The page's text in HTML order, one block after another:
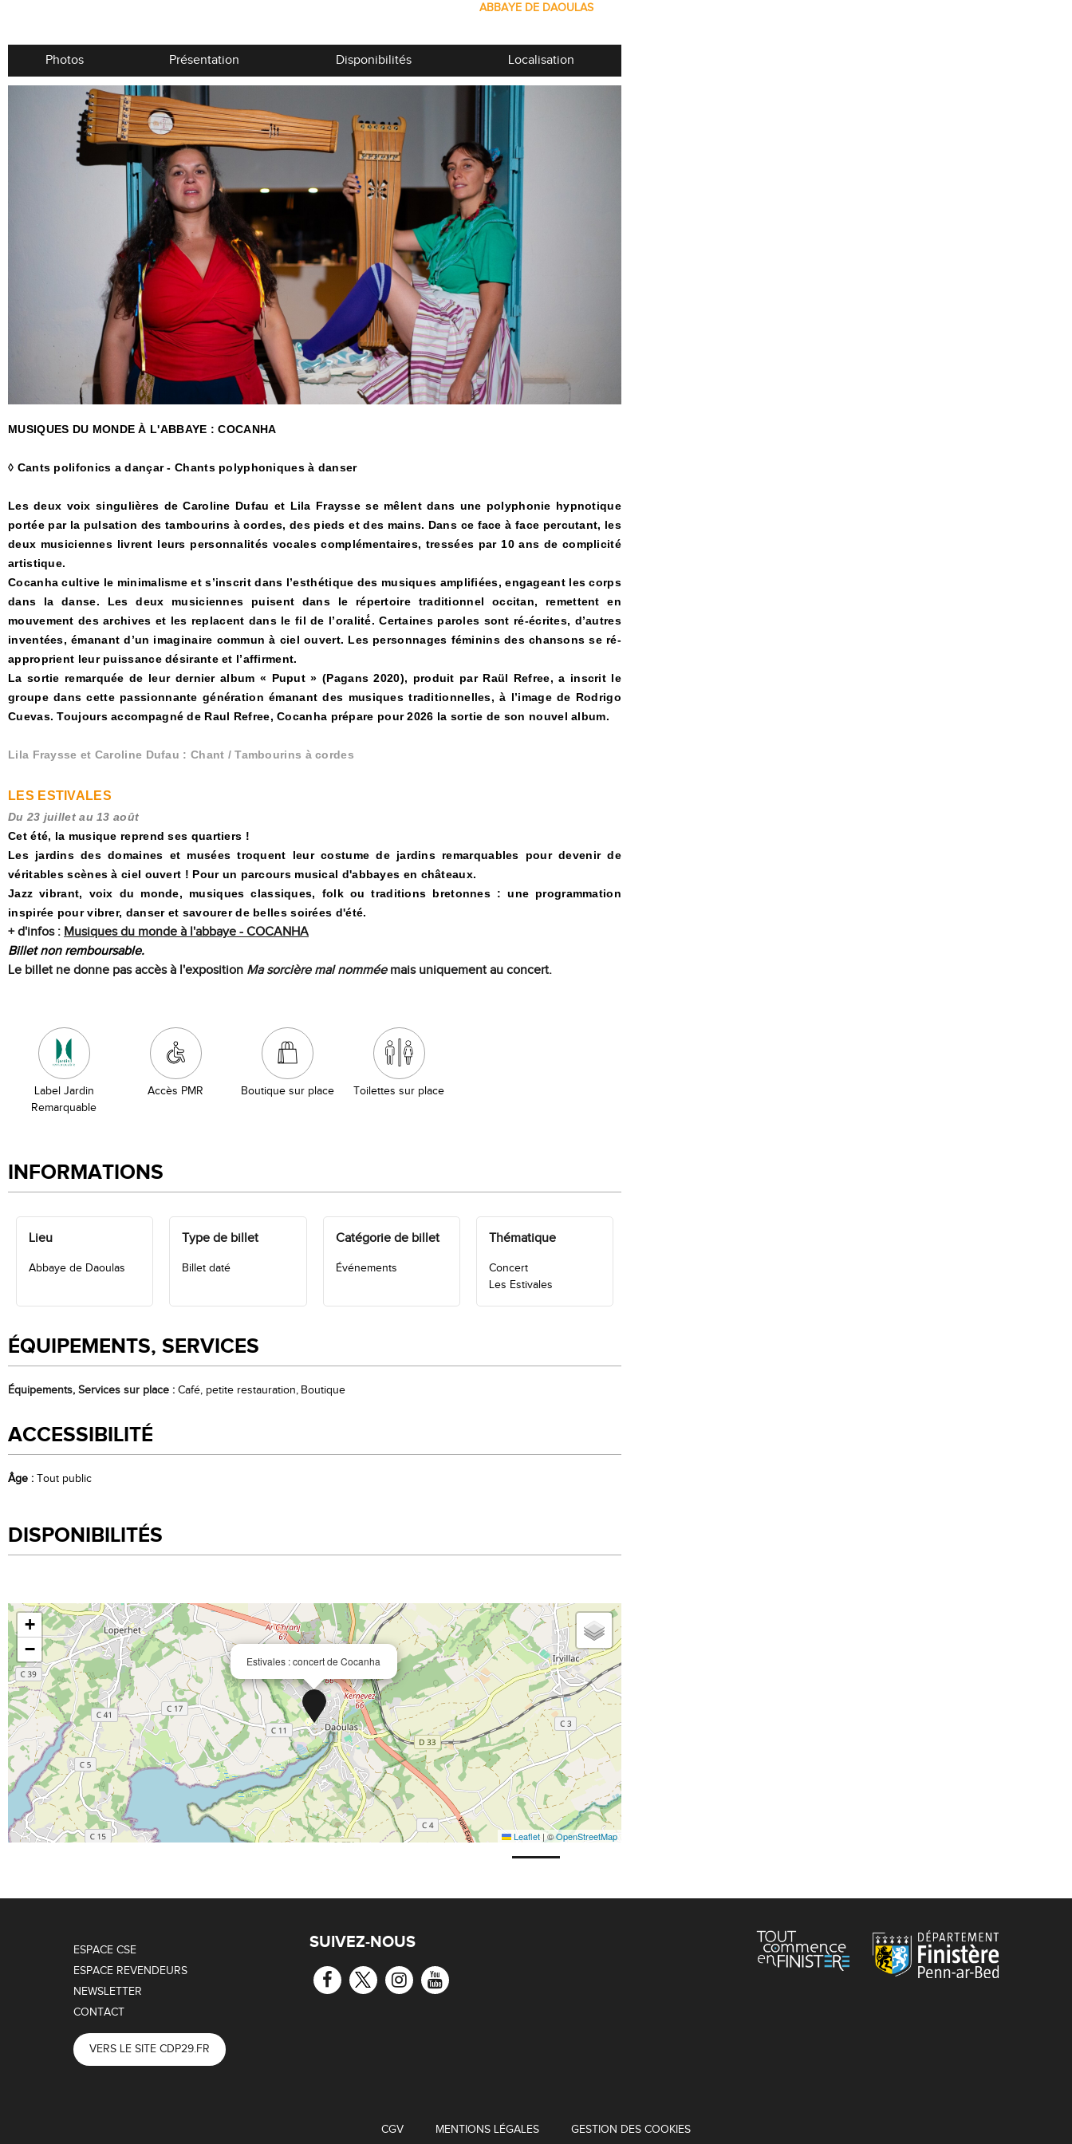
ABBAYE DE DAOULAS
Photos Présentation Disponibilités Localisation
MUSIQUES DU MONDE À L'ABBAYE : COCANHA
◊ Cants polifonics a dançar - Chants polyphoniques à danser
Les deux voix singulières de Caroline Dufau et Lila Fraysse se mêlent dans une polyphonie hypnotique
portée par la pulsation des tambourins à cordes, des pieds et des mains. Dans ce face à face percutant, les
deux musiciennes livrent leurs personnalités vocales complémentaires, tressées par 10 ans de complicité
artistique.
Cocanha cultive le minimalisme et s’inscrit dans l’esthétique des musiques amplifiées, engageant les corps
dans la danse. Les deux musiciennes puisent dans le répertoire traditionnel occitan, remettent en
mouvement des archives et les replacent dans le fil de l’oralité́. Certaines paroles sont ré-écrites, d’autres
inventées, émanant d’un imaginaire commun à ciel ouvert. Les personnages féminins des chansons se ré-
approprient leur puissance désirante et l’affirment.
La sortie remarquée de leur dernier album « Puput » (Pagans 2020), produit par Raül Refree, a inscrit le
groupe dans cette passionnante génération émanant des musiques traditionnelles, à l’image de Rodrigo
Cuevas. Toujours accompagné de Raul Refree, Cocanha prépare pour 2026 la sortie de son nouvel album.
Lila Fraysse et Caroline Dufau : Chant / Tambourins à cordes
LES ESTIVALES
Du 23 juillet au 13 août
Cet été, la musique reprend ses quartiers !
Les jardins des domaines et musées troquent leur costume de jardins remarquables pour devenir de
véritables scènes à ciel ouvert ! Pour un parcours musical d'abbayes en châteaux.
Jazz vibrant, voix du monde, musiques classiques, folk ou traditions bretonnes : une programmation
inspirée pour vibrer, danser et savourer de belles soirées d'été.
+ d'infos : Musiques du monde à l'abbaye - COCANHA
Billet non remboursable.
Le billet ne donne pas accès à l'exposition Ma sorcière mal nomméemais uniquement au concert.​
Label Jardin
Remarquable
Accès PMR Boutique sur place Toilettes sur place
INFORMATIONS
Lieu
Abbaye de Daoulas
Type de billet
Billet daté
Catégorie de billet
Événements
Thématique
Concert
Les Estivales
ÉQUIPEMENTS, SERVICES
Équipements, Services sur place : Café, petite restauration Boutique
ACCESSIBILITÉ
Âge : Tout public
DISPONIBILITÉS
Estivales : concert de Cocanha
+
−
Leaflet | ©OpenStreetMap
ESPACE CSE
ESPACE REVENDEURS
NEWSLETTER
CONTACT
VERS LE SITE CDP29.FR
SUIVEZ-NOUS
CGV MENTIONS LÉGALES GESTION DES COOKIES